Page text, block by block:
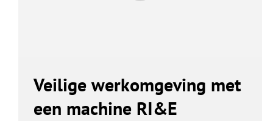
Veilige werkomgeving met
een machine RI&E